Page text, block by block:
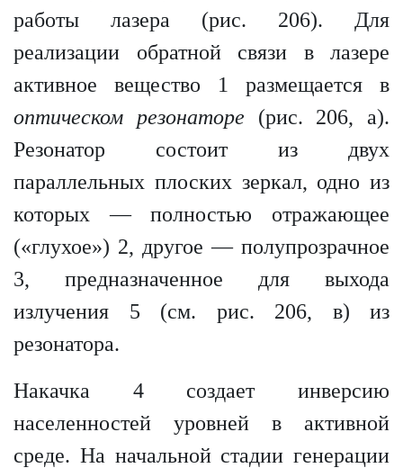
работы лазера (рис. 206). Для
реализации обратной связи в лазере
активное вещество 1 размещается в
оптическом резонаторе (рис. 206, а).
Резонатор состоит из двух
параллельных плоских зеркал, одно из
которых — полностью отражающее
(«глухое») 2, другое — полупрозрачное
3, предназначенное для выхода
излучения 5 (см. рис. 206, в) из
резонатора.
Накачка 4 создает инверсию
населенностей уровней в активной
среде. На начальной стадии генерации